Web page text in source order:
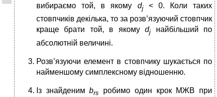
вибираємо той, в якому dj< 0. Коли таких
стовпчиків декілька, то за розв’язуючий стовпчик
краще брати той, в якомуdj найбільший по
абсолютній величині.
Розв’язуючи елемент в стовпчику шукається по
найменшому симплексному відношенню.
Із знайденимbrs
робимо один крок МЖВ при